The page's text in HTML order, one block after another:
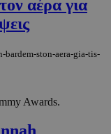
αέρα για
ston-aera-gia-tis-
Awards.